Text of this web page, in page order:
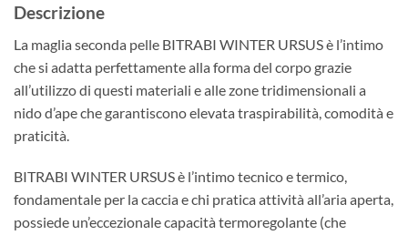
Descrizione
La maglia seconda pelle BITRABI WINTER URSUS è l’intimo
che si adatta perfettamente alla forma del corpo grazie
all’utilizzo di questi materiali e alle zone tridimensionali a
nido d’ape che garantiscono elevata traspirabilità, comodità e
praticità.
BITRABI WINTER URSUS è l’intimo tecnico e termico,
fondamentale per la caccia e chi pratica attività all’aria aperta,
possiede un’eccezionale capacità termoregolante (che